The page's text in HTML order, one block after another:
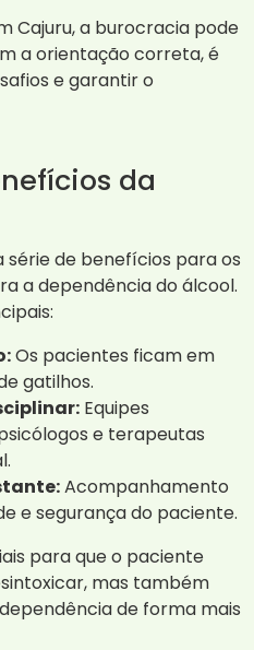
Cajuru, a burocracia pode
a orientação correta, é
e garantir o
da
de benefícios para os
a dependência do álcool.
Os pacientes ficam em
gatilhos.
Equipes
e terapeutas
Acompanhamento
e segurança do paciente.
para que o paciente
mas também
de forma mais